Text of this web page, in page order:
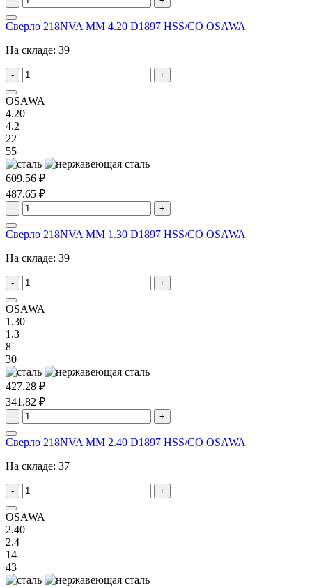
Сверло 218NVA MM 4.20 D1897 HSS/CO OSAWA
На складе: 39
- +
OSAWA
4.20
4.2
22
55
609.56 ₽
487.65 ₽
- +
Сверло 218NVA MM 1.30 D1897 HSS/CO OSAWA
На складе: 39
- +
OSAWA
1.30
1.3
8
30
427.28 ₽
341.82 ₽
- +
Сверло 218NVA MM 2.40 D1897 HSS/CO OSAWA
На складе: 37
- +
OSAWA
2.40
2.4
14
43